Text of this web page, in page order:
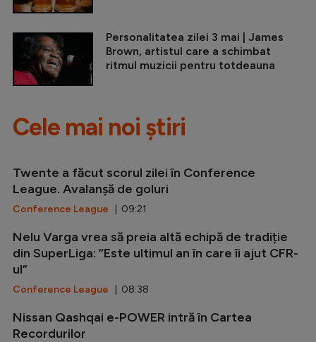
Personalitatea zilei 3 mai | James
Brown, artistul care a schimbat
ritmul muzicii pentru totdeauna
Cele mai noi știri
Twente a făcut scorul zilei în Conference
League. Avalanșă de goluri
Conference League | 09:21
Nelu Varga vrea să preia altă echipă de tradiție
din SuperLiga: ”Este ultimul an în care îi ajut CFR-
ul”
Conference League | 08:38
Nissan Qashqai e-POWER intră în Cartea
Recordurilor